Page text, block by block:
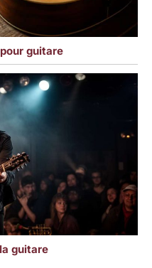
guitare
guitare